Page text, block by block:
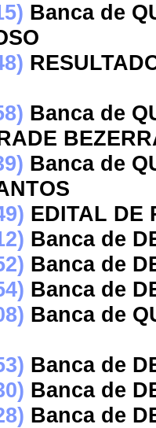
Banca de
Banca de
Banca de
EDITAL DE
Banca de
Banca de
Banca de
Banca de
Banca de
Banca de
Banca de